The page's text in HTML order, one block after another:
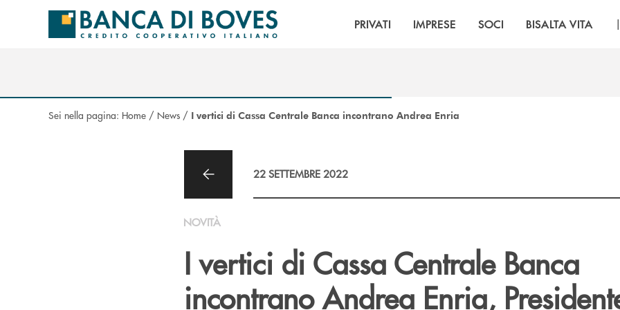
Salta al contenuto principale
PRIVATI IMPRESE SOCI BISALTA VITA |
Sei nella pagina: Home / News / I vertici di Cassa Centrale Banca incontrano Andrea Enria
22 SETTEMBRE 2022
NOVITÀ
I vertici di Cassa Centrale Banca
incontrano Andrea Enria,